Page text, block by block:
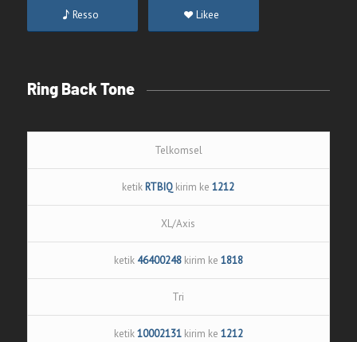
Resso Likee
Ring Back Tone
Telkomsel
ketik RTBIQ kirim ke1212
XL/Axis
ketik 46400248kirim ke 1818
Tri
ketik10002131kirim ke 1212